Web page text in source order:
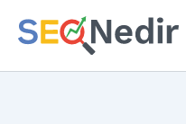
atla